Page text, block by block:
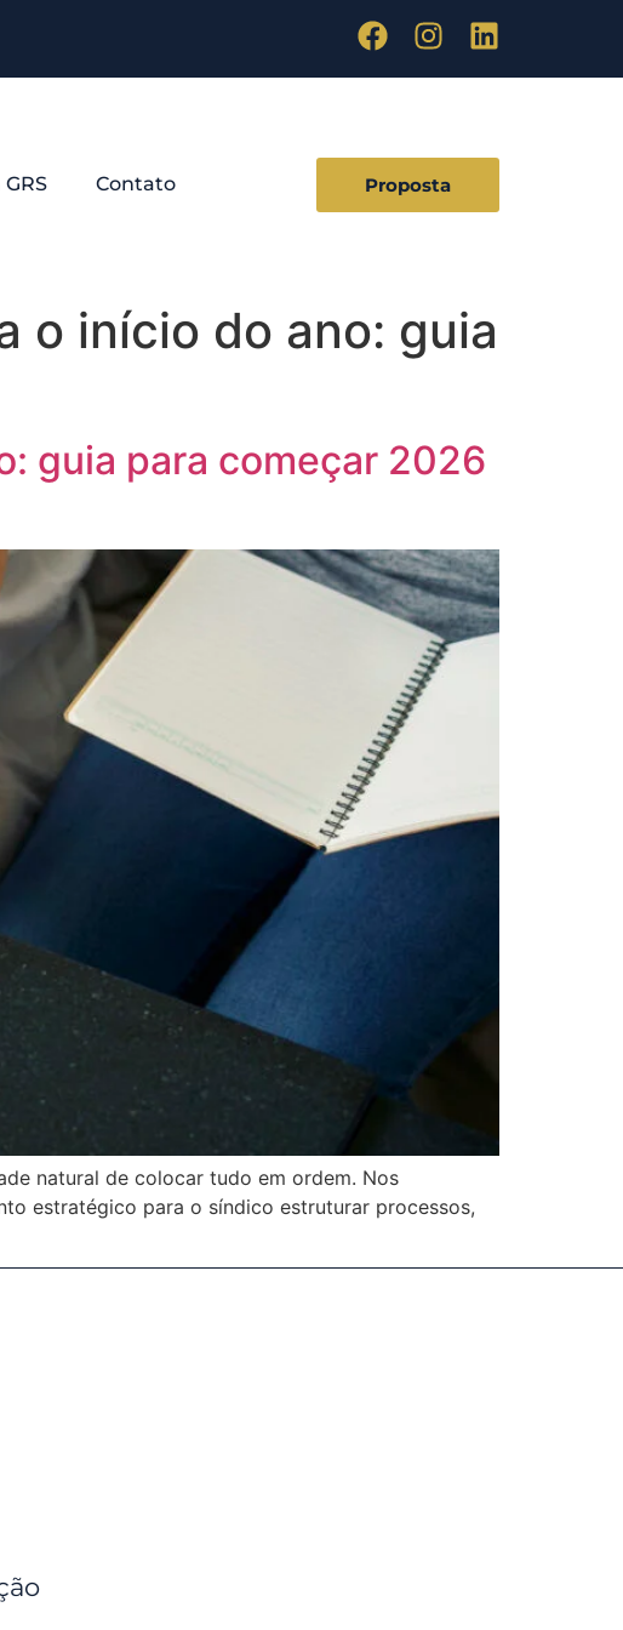
Contato Proposta
o início do ano: guia
guia para começar 2026
natural de colocar tudo em ordem. Nos
estratégico para o síndico estruturar processos,